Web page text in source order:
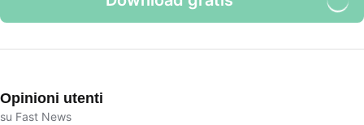
Opinioni utenti
su Fast News